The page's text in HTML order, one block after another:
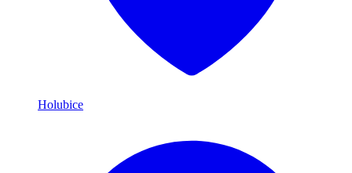
Holubice